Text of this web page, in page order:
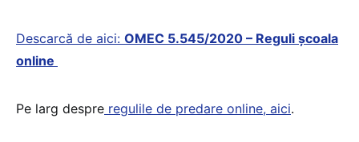
Descarcă de aici: OMEC 5.545/2020 – Reguli școala
online
Pe larg despre regulile de predare online, aici.